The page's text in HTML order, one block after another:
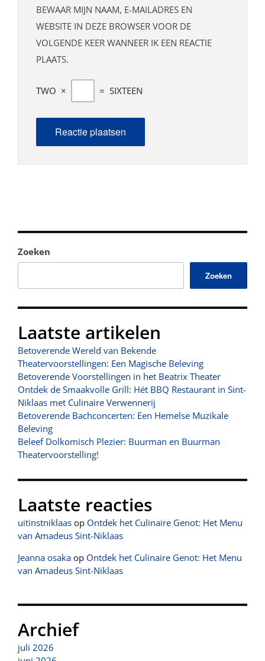
Zoeken
Zoeken
Laatste artikelen
Betoverende Wereld van Bekende
Theatervoorstellingen: Een Magische Beleving
Betoverende Voorstellingen in het Beatrix Theater
Ontdek de Smaakvolle Grill: Hét BBQ Restaurant in Sint-
Niklaas met Culinaire Verwennerij
Betoverende Bachconcerten: Een Hemelse Muzikale
Beleving
Beleef Dolkomisch Plezier: Buurman en Buurman
Theatervoorstelling!
Laatste reacties
uitinstniklaas op Ontdek het Culinaire Genot: Het Menu
van Amadeus Sint-Niklaas
Jeanna osaka op Ontdek het Culinaire Genot: Het Menu
van Amadeus Sint-Niklaas
Archief
juli 2026
BEWAAR MIJN NAAM, E-MAILADRES EN
WEBSITE IN DEZE BROWSER VOOR DE
VOLGENDE KEER WANNEER IK EEN REACTIE
PLAATS.
TWO × = SIXTEEN